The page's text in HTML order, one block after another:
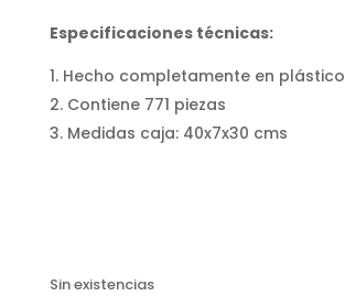
Especificaciones técnicas:
Hecho completamente en plástico
Contiene 771 piezas
Medidas caja: 40x7x30 cms
Sin existencias